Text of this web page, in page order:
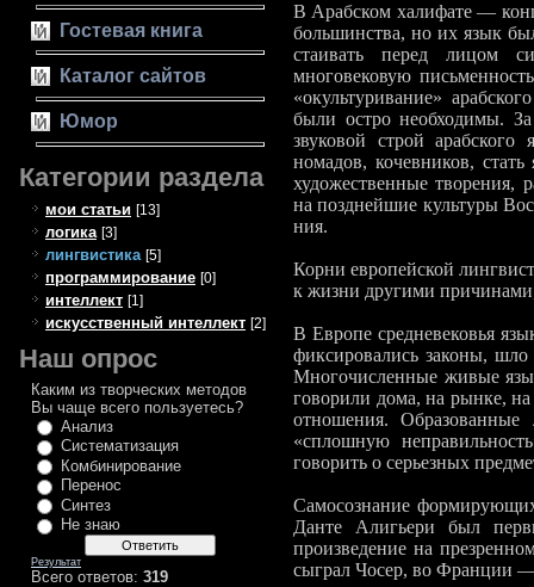
Гостевая книга
Каталог сайтов
Юмор
Категории раздела
мои статьи [13]
логика [3]
лингвистика [5]
программирование [0]
интеллект [1]
искусственный интеллект [2]
Наш опрос
Каким из творческих методов
Вы чаще всего пользуетесь?
Анализ
Систематизация
Комбинирование
Перенос
Синтез
Не знаю
Результат
Всего ответов: 319
В Арабском халифате —
большинства, но их язык
стаивать перед лицом
многовековую
«окультуривание»
были остро необхо­димы.
звуко­вой строй
номадов, кочевников,
художественные творения,
на позднейшие культуры
ния.
Корни европейской
к жизни другими
В Европе средневековья
фиксировались законы,
Многочисленные живые
го­ворили дома, на рынке,
отношения.
«сплошную
говорить о серьезных
Самосознание
Данте Алигьери был
произведение на
сыграл Чосер, во Франции